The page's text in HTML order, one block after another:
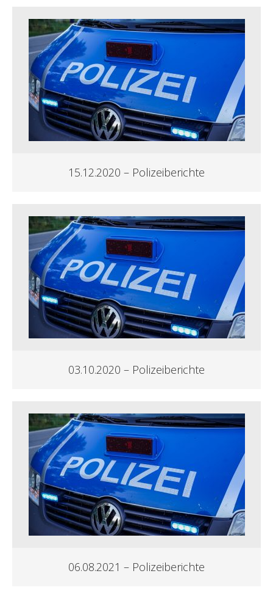
15.12.2020 – Polizeiberichte
03.10.2020 – Polizeiberichte
06.08.2021 – Polizeiberichte